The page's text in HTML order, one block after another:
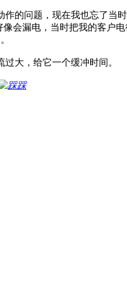
的问题，现在我也忘了当
会漏电，当时把我的客户
大，给它一个缓冲时间。
踩